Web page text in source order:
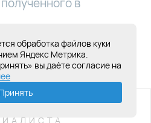
в
16/00331767 от
обработка файлов куки
Яндекс Метрика.
вы даёте согласие на
Принять